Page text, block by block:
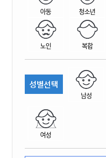
아동 청소년
노인 복합
성별선택
남성
여성